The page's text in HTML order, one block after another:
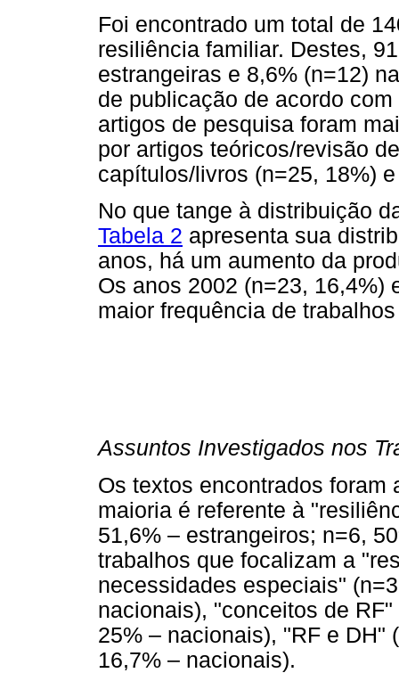
Foi encontrado um total de
resiliência familiar. Destes,
estrangeiras e 8,6% (n=12)
de publicação de acordo
artigos de pesquisa foram
por artigos teóricos/revisão
capítulos/livros (n=25, 18%)
No que tange à distribuição
Tabela 2 apresenta sua
anos, há um aumento da
Os anos 2002 (n=23, 16,4%)
maior frequência de
Assuntos Investigados nos
Os textos encontrados foram
maioria é referente à
51,6% – estrangeiros; n=6,
trabalhos que focalizam a
necessidades especiais"
nacionais), "conceitos de
25% – nacionais), "RF e DH"
16,7% – nacionais).